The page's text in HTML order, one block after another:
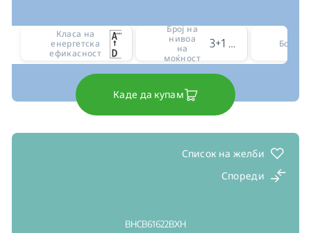
Класа на
енергетска
ефикасност
Број на
нивоа
на
моќност
3+1 intensive level Боја
Каде да купам
Список на желби
Спореди
BHCB61622BXH